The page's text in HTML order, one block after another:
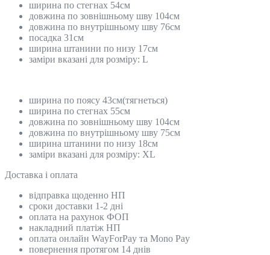
ширина по стегнах 54см
довжина по зовнішньому шву 104см
довжина по внутрішньому шву 76см
посадка 31см
ширина штанини по низу 17см
заміри вказані для розміру: L
ширина по поясу 43см(тягнеться)
ширина по стегнах 55см
довжина по зовнішньому шву 104см
довжина по внутрішньому шву 75см
ширина штанини по низу 18см
заміри вказані для розміру: XL
Доставка і оплата
відправка щоденно НП
сроки доставки 1-2 дні
оплата на рахунок ФОП
накладний платіж НП
оплата онлайн WayForPay та Mono Pay
повернення протягом 14 днів